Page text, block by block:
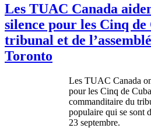
Les TUAC Canada
silence pour les Cinq
tribunal et de
Toronto
Les TUAC Canada
pour les Cinq de
commanditaire du
populaire qui se sont
23 septembre.